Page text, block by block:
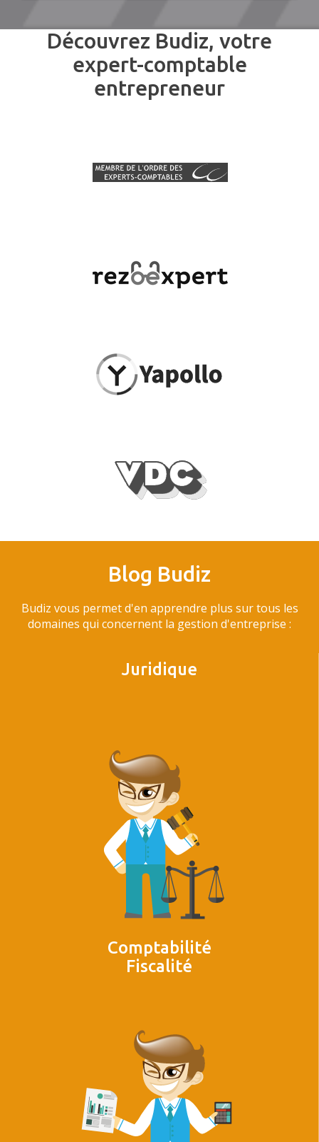
Découvrez Budiz, votre
expert-comptable
entrepreneur
Blog Budiz
Budiz vous permet d'en apprendre plus sur tous les
domaines qui concernent la gestion d'entreprise :
Juridique
Comptabilité
Fiscalité